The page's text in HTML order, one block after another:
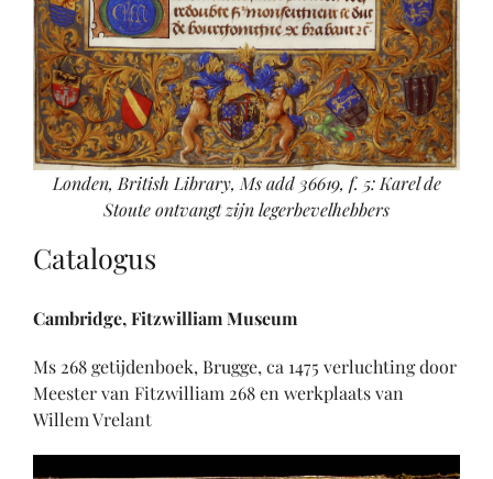
Londen, British Library, Ms add 36619, f. 5: Karel de
Stoute ontvangt zijn legerbevelhebbers
Catalogus
Cambridge, Fitzwilliam Museum
Ms 268 getijdenboek, Brugge, ca 1475 verluchting door
Meester van Fitzwilliam 268 en werkplaats van
Willem Vrelant